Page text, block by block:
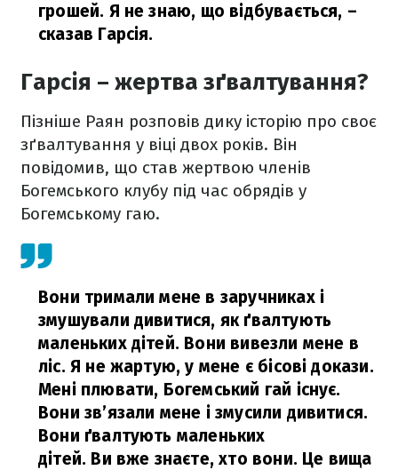
грошей. Я не знаю, що відбувається, –
сказав Гарсія.
Гарсія – жертва зґвалтування?
Пізніше Раян розповів дику історію про своє
зґвалтування у віці двох років. Він
повідомив, що став жертвою членів
Богемського клубу під час обрядів у
Богемському гаю.
Вони тримали мене в заручниках і
змушували дивитися, як ґвалтують
маленьких дітей. Вони вивезли мене в
ліс. Я не жартую, у мене є бісові докази.
Мені плювати, Богемський гай існує.
Вони зв’язали мене і змусили дивитися.
Вони ґвалтують маленьких
дітей. Ви вже знаєте, хто вони. Це вища